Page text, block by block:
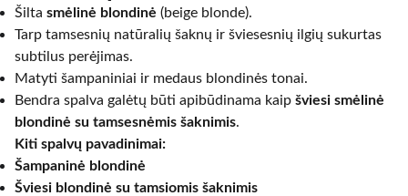
Šilta smėlinė blondinė (beige blonde).
Tarp tamsesnių natūralių šaknų ir šviesesnių ilgių sukurtas
subtilus perėjimas.
Matyti šampaniniai ir medaus blondinės tonai.
Bendra spalva galėtų būti apibūdinama kaip šviesi smėlinė
blondinė su tamsesnėmis šaknimis.
Kiti spalvų pavadinimai:
Šampaninė blondinė
Šviesi blondinė su tamsiomis šaknimis